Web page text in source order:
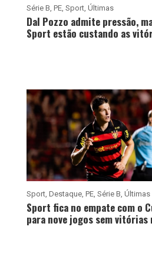
Série B, PE, Sport, Últimas
Dal Pozzo admite pressão,
Sport estão custando as
Sport, Destaque, PE, Série B, Últimas
Sport fica no empate com o
para nove jogos sem vitórias